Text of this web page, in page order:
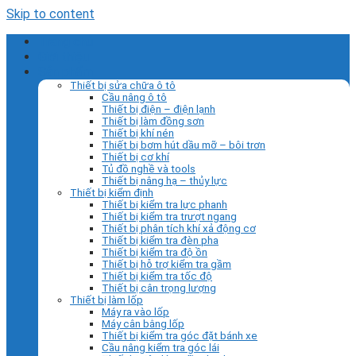
Skip to content
Thiết bị sửa chữa ô tô
Cầu nâng ô tô
Thiết bị điện – điện lạnh
Thiết bị làm đồng sơn
Thiết bị khí nén
Thiết bị bơm hút dầu mỡ – bôi trơn
Thiết bị cơ khí
Tủ đồ nghề và tools
Thiết bị nâng hạ – thủy lực
Thiết bị kiểm định
Thiết bị kiểm tra lực phanh
Thiết bị kiểm tra trượt ngang
Thiết bị phân tích khí xả động cơ
Thiết bị kiểm tra đèn pha
Thiết bị kiểm tra độ ồn
Thiết bị hỗ trợ kiểm tra gầm
Thiết bị kiểm tra tốc độ
Thiết bị cân trọng lượng
Thiết bị làm lốp
Máy ra vào lốp
Máy cân bằng lốp
Thiết bị kiểm tra góc đặt bánh xe
Cầu nâng kiểm tra góc lái